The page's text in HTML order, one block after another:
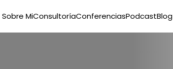
Sobre MiConsultoríaConferenciasPodcastBlog